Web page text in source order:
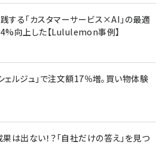
ランキングをもっと見る
する「カスタマーサービス×AI」の最適
向上した【Lululemon事例】
ェルジュ」で注文額17％増。買い物体験
は出ない！？「自社だけの答え」を見つ